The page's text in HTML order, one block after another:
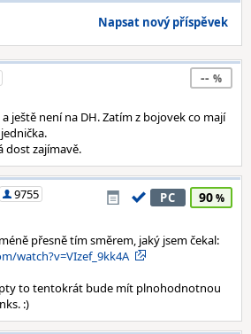
Napsat nový příspěvek
--
ještě není na DH. Zatím z bojovek co mají
dost zajímavě.
9755
PC 90
přesně tím směrem, jaký jsem čekal:
watch?v=VIzef_9kk4A
to tentokrát bude mít plnohodnotnou
:)